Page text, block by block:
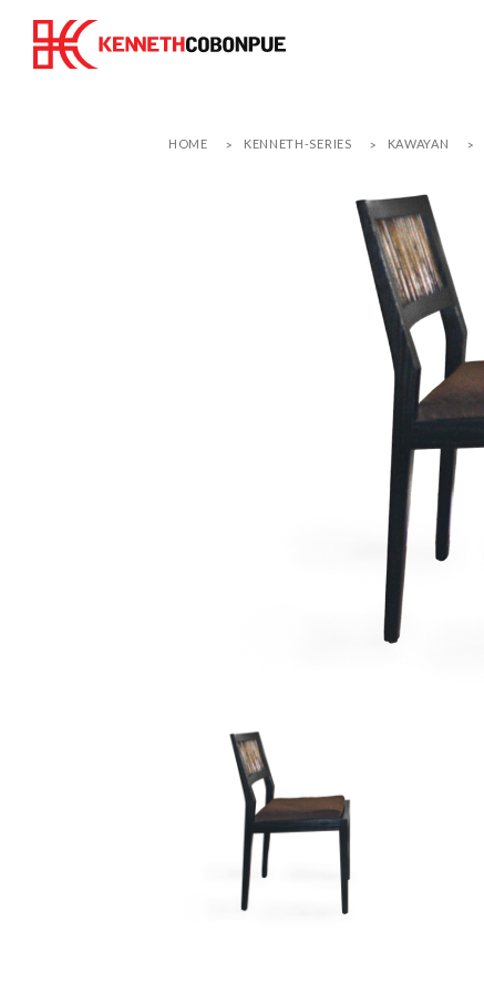
HOME KENNETH-SERIES KAWAYAN